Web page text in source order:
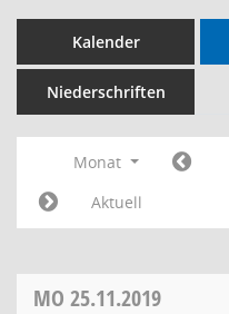
Kalender
Niederschriften
Monat
Aktuell
MO 25.11.2019